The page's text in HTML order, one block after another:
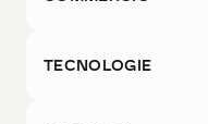
TECNOLOGIE